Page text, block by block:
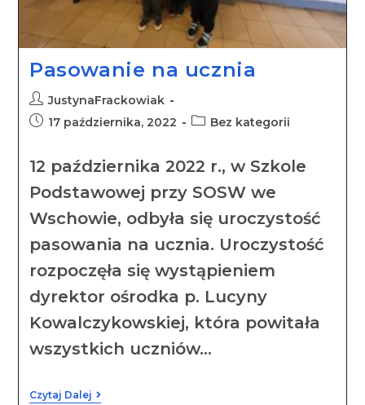
Pasowanie na ucznia
JustynaFrackowiak
17 października, 2022
Bez kategorii
12 października 2022 r., w Szkole
Podstawowej przy SOSW we
Wschowie, odbyła się uroczystość
pasowania na ucznia. Uroczystość
rozpoczęła się wystąpieniem
dyrektor ośrodka p. Lucyny
Kowalczykowskiej, która powitała
wszystkich uczniów…
Czytaj Dalej